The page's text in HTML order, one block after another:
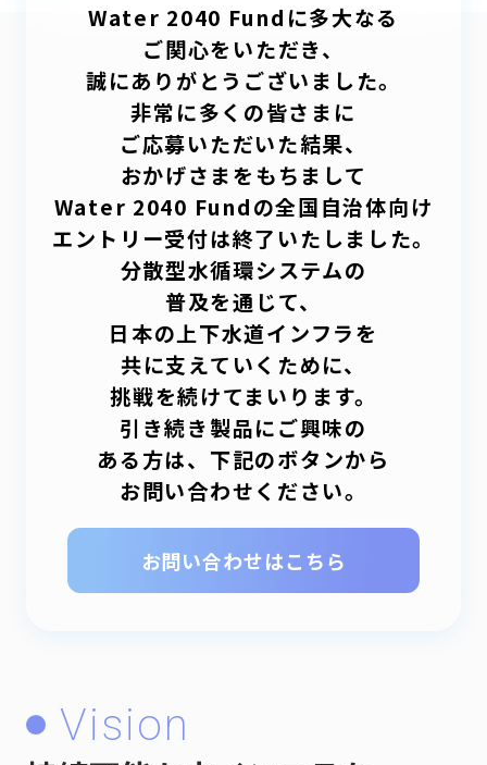
の設立
Schedule
導入までのスケジュール
よくある質問
製品に関するお問い合わせはこちら
製品資料ダウンロード
Water 2040 Fundに多大なる
ご関心をいただき、
誠にありがとうございました。
非常に多くの皆さまに
ご応募いただいた結果、
おかげさまをもちまして
Water 2040 Fundの全国自治体向け
エントリー受付は終了いたしました。
分散型水循環システムの
普及を通じて、
日本の上下水道インフラを
共に支えていくために、
挑戦を続けてまいります。
引き続き製品にご興味の
ある方は、下記のボタンから
お問い合わせください。
お問い合わせはこちら
Vision